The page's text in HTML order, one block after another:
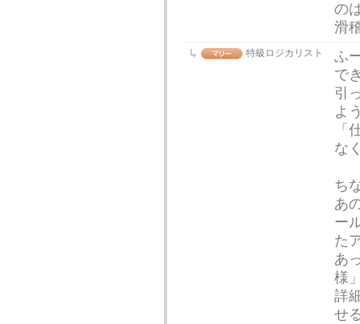
の
滑
特級ロジカリスト
ふ
で
引
よ
「
な
ち
あ
ー
た
あ
様
詳
せ